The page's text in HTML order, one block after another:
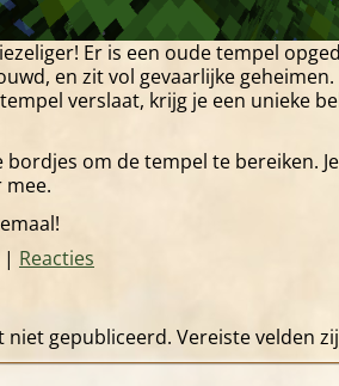
Er is een oude tempel
en zit vol gevaarlijke
verslaat, krijg je een unieke
bordjes om de tempel te bereiken.
mee.
| Reacties
niet gepubliceerd. Vereiste velden